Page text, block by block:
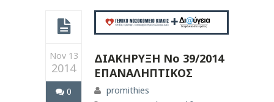
Nov 13
2014
0
ΔΙΑΚΗΡΥΞΗ Νο 39/2014
ΕΠΑΝΑΛΗΠΤΙΚΟΣ
promithies